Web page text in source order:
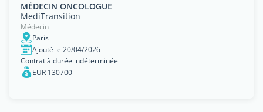
MÉDECIN ONCOLOGUE
MediTransition
Médecin
Paris
Ajouté le 20/04/2026
Contrat à durée indéterminée
EUR 130700